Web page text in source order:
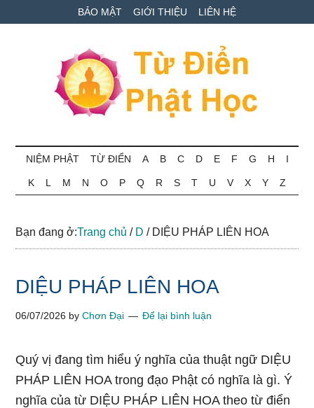
to
to
qua
BẢO MẬT GIỚI THIỆU LIÊN HỆ
Từ
điển
Phật
học
ngữ
NIỆM PHẬT TỪ ĐIỂN A B C D E F G H I
K L M N O P Q R S T U V X Y Z
Bạn đang ở:Trang chủ / D /DIỆU PHÁP LIÊN HOA
DIỆU PHÁP LIÊN HOA
06/07/2026 byChơn Đại Để lại bình luận
Quý vị đang tìm hiểu ý nghĩa của thuật ngữ DIỆU
PHÁP LIÊN HOA trong đạo Phật có nghĩa là gì. Ý
nghĩa của từ DIỆU PHÁP LIÊN HOA theo từ điển